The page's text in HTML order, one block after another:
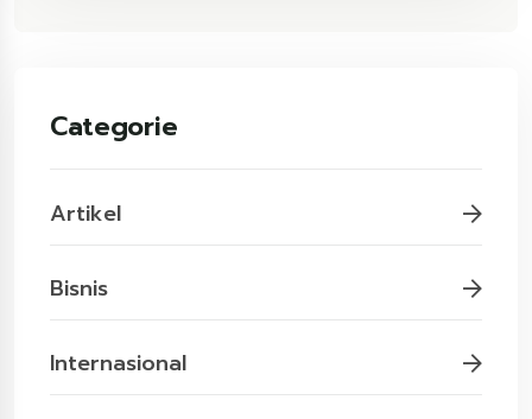
Categorie
Artikel
Bisnis
Internasional